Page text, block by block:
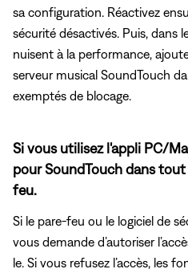
sa configuration. Réactivez
sécurité désactivés. Puis, dans
nuisent à la performance,
serveur musical SoundTouch
exemptés de blocage.
Si vous utilisez l'appli PC/
pour SoundTouch dans
feu.
Si le pare-feu ou le logiciel de
vous demande d’autoriser
le. Si vous refusez l’accès, les